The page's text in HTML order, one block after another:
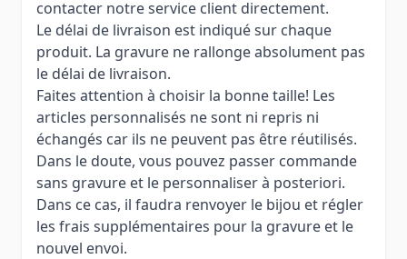
contacter notre service client directement.
Le délai de livraison est indiqué sur chaque
produit. La gravure ne rallonge absolument pas
le délai de livraison.
Faites attention à choisir la bonne taille! Les
articles personnalisés ne sont ni repris ni
échangés car ils ne peuvent pas être réutilisés.
Dans le doute, vous pouvez passer commande
sans gravure et le personnaliser à posteriori.
Dans ce cas, il faudra renvoyer le bijou et régler
les frais supplémentaires pour la gravure et le
nouvel envoi.